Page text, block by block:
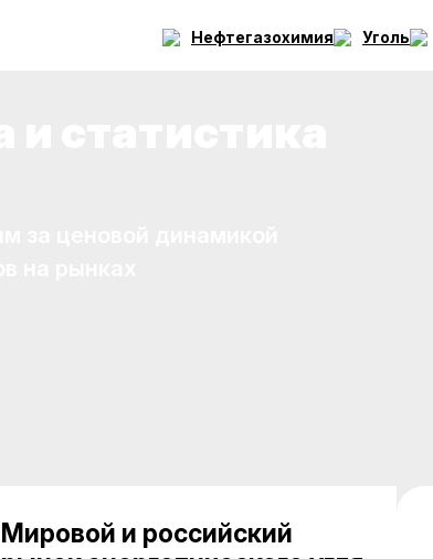
Нефтегазохимия Уголь
Мировой и российский